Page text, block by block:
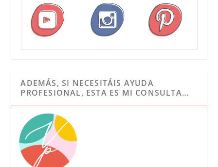
ADEMÁS, SI NECESITÁIS AYUDA
PROFESIONAL, ESTA ES MI CONSULTA…